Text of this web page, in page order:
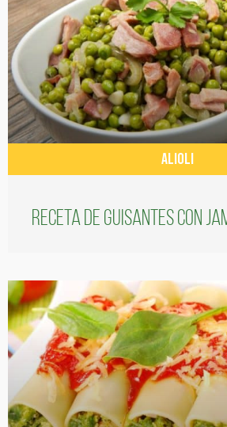
ALIOLI
Receta de guisantes con